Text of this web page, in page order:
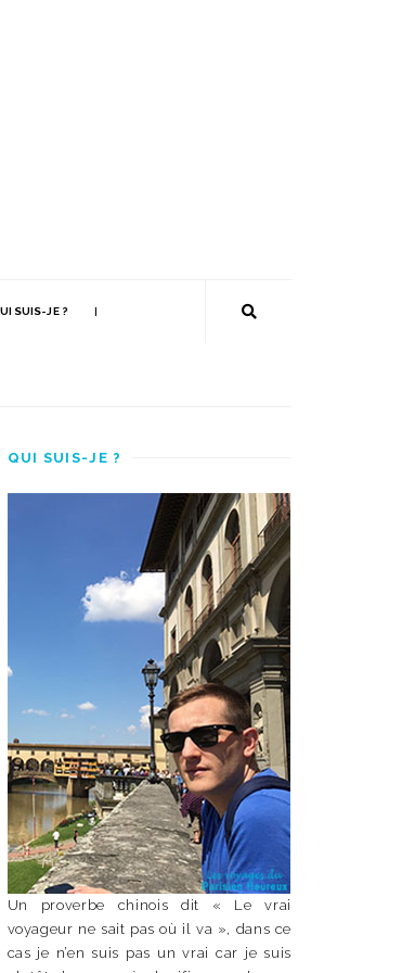
SUIS-JE ?
QUI SUIS-JE ?
Un proverbe chinois dit « Le vrai
voyageur ne sait pas où il va », dans ce
cas je n’en suis pas un vrai car je suis